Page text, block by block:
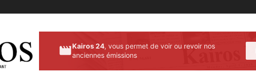
Kairos 24, vous permet de voir ou revoir nos
anciennes émissions